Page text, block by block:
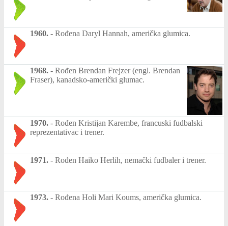
1960. - Rođena Daryl Hannah, američka glumica.
1968. - Rođen Brendan Frejzer (engl. Brendan
Fraser), kanadsko-američki glumac.
1970. - Rođen Kristijan Karembe, francuski fudbalski
reprezentativac i trener.
1971. - Rođen Haiko Herlih, nemački fudbaler i trener.
1973. - Rođena Holi Mari Koums, američka glumica.